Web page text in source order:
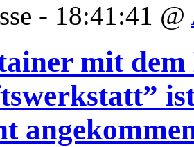
- 18:41:41 @
mit